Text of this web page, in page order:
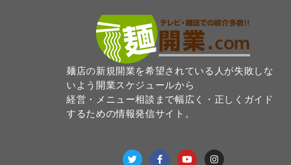
麺店の新規開業を希望されている人が失敗しな
いよう開業スケジュールから
経営・メニュー相談まで幅広く・正しくガイド
するための情報発信サイト。
w
i
a
c
o
u
n
s